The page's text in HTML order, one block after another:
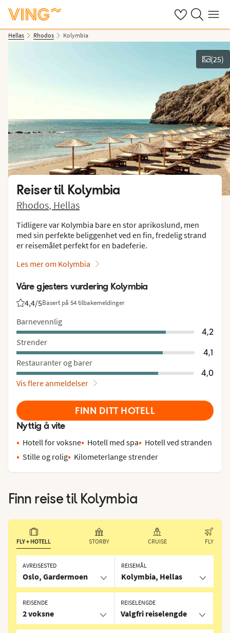
Se dine sparte
Søk påMeny
Hellas Rhodos Kolymbia
Vis bilder
(25)
Reiser til Kolymbia
Rhodos, Hellas
Tidligere var Kolymbia bare en stor aprikoslund, men
med sin perfekte beliggenhet ved en fin, fredelig strand
er reisemålet perfekt for en badeferie.
Les mer om Kolymbia
Våre gjesters vurdering Kolymbia
4,4/5 Basert på 54 tilbakemeldinger
Vurdering fra Vings gjester: 4.4/5
Barnevennlig
4,2
Strender
4,1
Restauranter og barer
4,0
Vis flere anmeldelser
FINN DITT HOTELL
Nyttig å vite
Hotell for voksne Hotell med spa
Hotell ved stranden
Stille og rolig
Kilometerlange strender
Finn reise til Kolymbia
FLY + HOTELL STORBY CRUISE FLY
AVREISESTED
Oslo, Gardermoen
REISEMÅL
Kolymbia, Hellas
REISELENGDE
Valgfri reiselengde
REISENDE
2 voksne